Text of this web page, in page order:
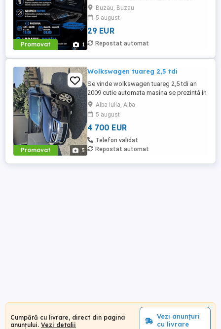
Promovat 1
identificarea rapidă a problemelor și
activarea diferitelor funcții disponibile pe
mașină. Servicii oferite: Codări BMW
(activare/dezactivare funcții) Diagnoză
completă cu tester multimarcă Citire și
ștergere erori Identificarea ...
Buzau, Buzau
5 august
29 EUR
Repostat automat
Promovat 5
Wolkswagen tuareg 2,5 tdi
Se vinde wolkswagen tuareg 2,5 tdi an
2009 cutie automata masina se prezintă in
stare buna de funcționare. NU O DAU LA
SCHIMB
Alba Iulia, Alba
5 august
4 700 EUR
Telefon validat
Repostat automat
Cumpără cu livrare, direct din pagina
anunțului. Vezi detalii
Vezi anunțuri
cu livrare